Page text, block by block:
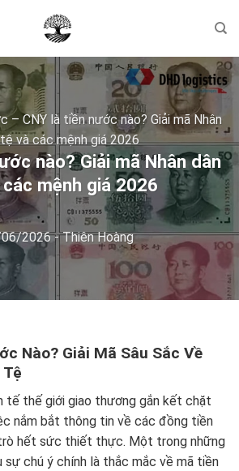
– CNY là tiền nước nào? Giải mã Nhân
và các mệnh giá 2026
nào? Giải mã Nhân dân
mệnh giá 2026
2026-Thiên Hoàng
Nào? Giải Mã Sâu Sắc Về
tế thế giới giao thương gắn kết chặt
nắm bắt thông tin về các đồng tiền
hết sức thiết thực. Một trong những
sự chú ý chính là thắc mắc về mã tiền